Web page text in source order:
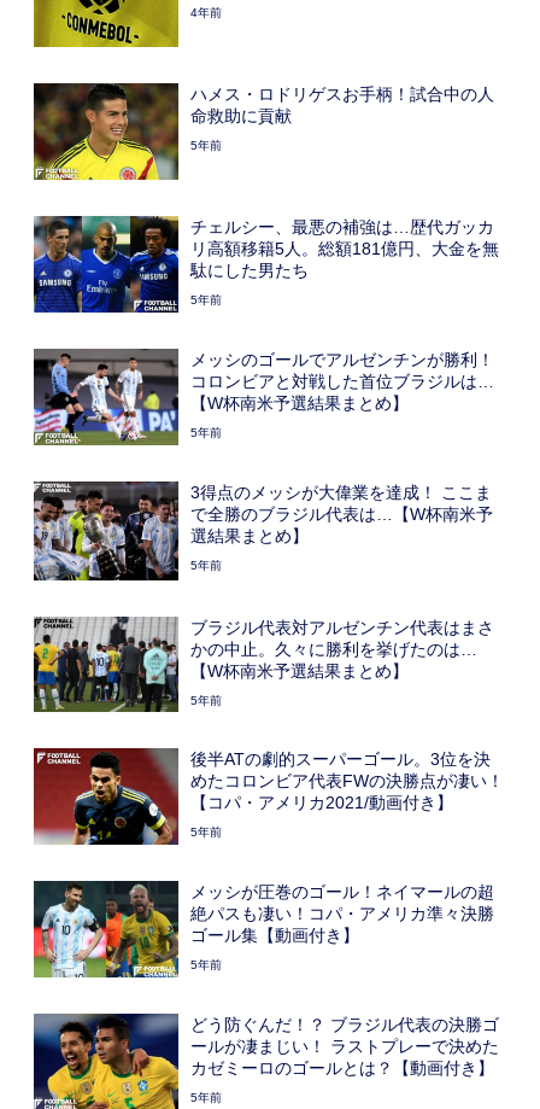
4年前
ハメス・ロドリゲスお手柄！試合中の人
命救助に貢献
5年前
チェルシー、最悪の補強は…歴代ガッカ
リ高額移籍5人。総額181億円、大金を無
駄にした男たち
5年前
メッシのゴールでアルゼンチンが勝利！
コロンビアと対戦した首位ブラジルは…
【W杯南米予選結果まとめ】
5年前
3得点のメッシが大偉業を達成！ ここま
で全勝のブラジル代表は…【W杯南米予
選結果まとめ】
5年前
ブラジル代表対アルゼンチン代表はまさ
かの中止。久々に勝利を挙げたのは…
【W杯南米予選結果まとめ】
5年前
後半ATの劇的スーパーゴール。3位を決
めたコロンビア代表FWの決勝点が凄い！
【コパ・アメリカ2021/動画付き】
5年前
メッシが圧巻のゴール！ネイマールの超
絶パスも凄い！コパ・アメリカ準々決勝
ゴール集【動画付き】
5年前
どう防ぐんだ！？ ブラジル代表の決勝ゴ
ールが凄まじい！ ラストプレーで決めた
カゼミーロのゴールとは？【動画付き】
5年前